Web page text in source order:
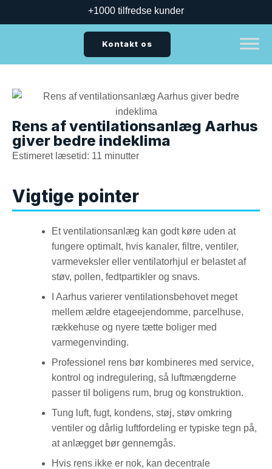
+1000 tilfredse kunder
Kontakt os
Rens af ventilationsanlæg Aarhus
giver bedre indeklima
Estimeret læsetid: 11 minutter
Vigtige pointer
Et ventilationsanlæg kan godt køre uden at
fungere optimalt, hvis kanaler, filtre, ventiler,
varmeveksler eller ventilatorhjul er belastet af
støv, pollen, fedtpartikler og snavs.
I Aarhus varierer ventilationsbehovet meget
mellem ældre etageejendomme, parcelhuse,
rækkehuse og nyere tætte boliger med
varmegenvinding.
Professionel rens bør kombineres med service,
kontrol og indregulering, så luftmængderne
passer til boligens rum, brug og konstruktion.
Tung luft, fugt, kondens, støj, støv omkring
ventiler og dårlig luftfordeling er typiske tegn på,
at anlægget bør gennemgås.
Hvis rens ikke er nok, kan decentrale